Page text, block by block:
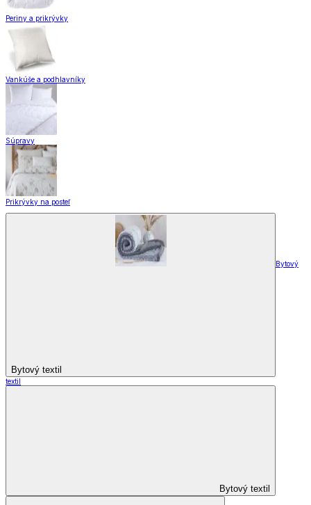
Periny a prikrývky
Vankúše a podhlavníky
Súpravy
Prikrývky na posteľ
Bytový textil
Bytový
textil
Bytový textil